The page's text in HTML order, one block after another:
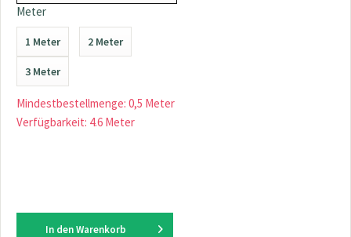
Meter
1 Meter 2 Meter
3 Meter
Mindestbestellmenge: 0,5 Meter
Verfügbarkeit: 4.6 Meter
In den Warenkorb